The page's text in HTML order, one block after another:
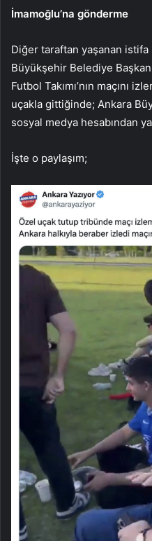
İmamoğlu’na gönderme
Diğer taraftan yaşanan
Büyükşehir Belediye
Futbol Takımı’nın maçını
uçakla gittiğinde; Ankara
sosyal medya hesabından
İşte o paylaşım;